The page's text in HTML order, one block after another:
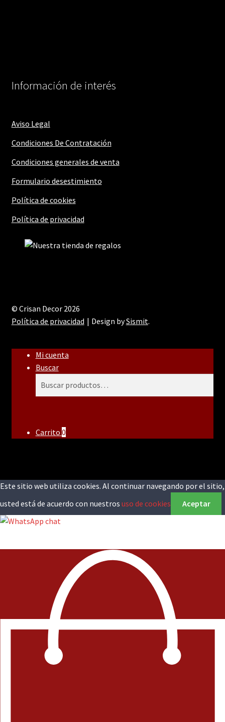
Información de interés
Aviso Legal
Condiciones De Contratación
Condiciones generales de venta
Formulario desestimiento
Política de cookies
Política de privacidad
© Crisan Decor 2026
Política de privacidad
Design bySismit.
Mi cuenta
Buscar
Carrito 0
Este sitio web utiliza cookies. Al continuar navegando por el sitio,
usted está de acuerdo con nuestros uso de cookies Aceptar